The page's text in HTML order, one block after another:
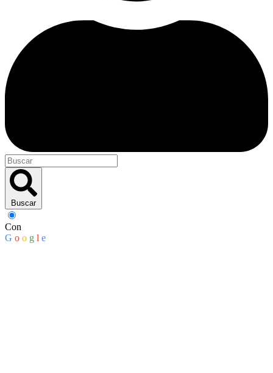
Buscar
Con
G o o g l e